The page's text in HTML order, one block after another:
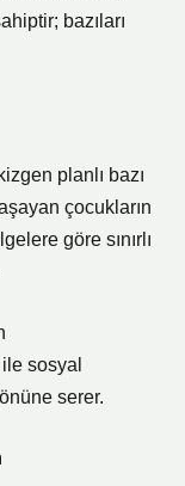
bazıları
planlı bazı
çocukların
göre sınırlı
sosyal
serer.